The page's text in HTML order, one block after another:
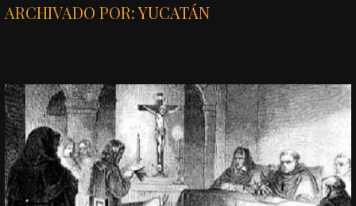
ARCHIVADO POR:YUCATÁN